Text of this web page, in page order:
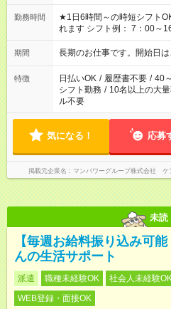
勤務時間
★1日6時間～の時短シフトOK ★都合に合わせてシフトが決
れます シフト例： 7：00～
18：00 11：00～20：00 など ※Wワークの場合、他のお仕
合わせ週40時間超の就業は
派遣法（日雇い派遣の原則
業はご案内が難しい場合があ
期間 長期のお仕事です。開始日
特徴 日払いOK / 履歴書不要 / 40
シフト勤務 / 10名以上の大
ル不要
気になる！ 応募
掲載元企業名 マンパワーグループ株式会社 ケ
未読
【毎週お給料振り込み可
んの生活サポート
派遣 職種未経験OK 社会人未経験
WEB登録・面接OK